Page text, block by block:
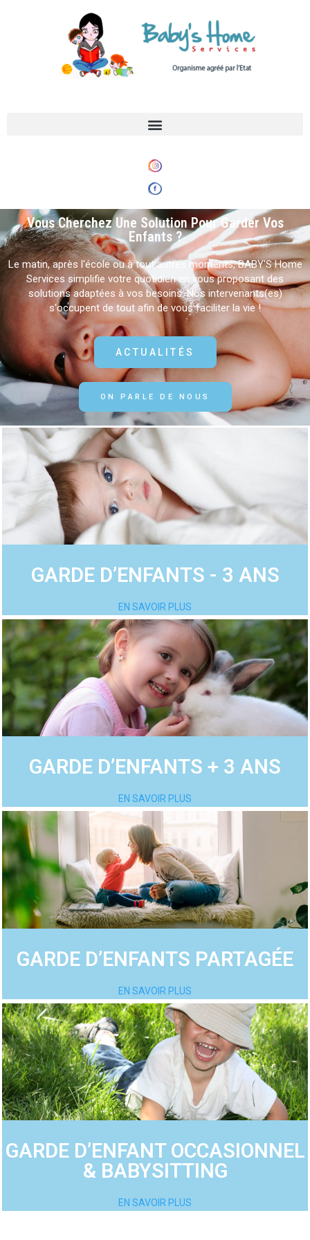
Vous Cherchez Une Solution Pour Garder Vos
Enfants ?
Le matin, après l'école ou à tout autres moments, BABY'S Home
Services simplifie votre quotidien en vous proposant des
solutions adaptées à vos besoins. Nos intervenants(es)
s'occupent de tout afin de vous faciliter la vie !
ACTUALITÉS
ON PARLE DE NOUS
GARDE D’ENFANTS - 3 ANS
EN SAVOIR PLUS
GARDE D’ENFANTS + 3 ANS
EN SAVOIR PLUS
GARDE D’ENFANTS PARTAGÉE
EN SAVOIR PLUS
GARDE D’ENFANT OCCASIONNEL
& BABYSITTING
EN SAVOIR PLUS